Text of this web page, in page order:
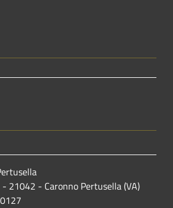
21042 - Caronno Pertusella (VA)